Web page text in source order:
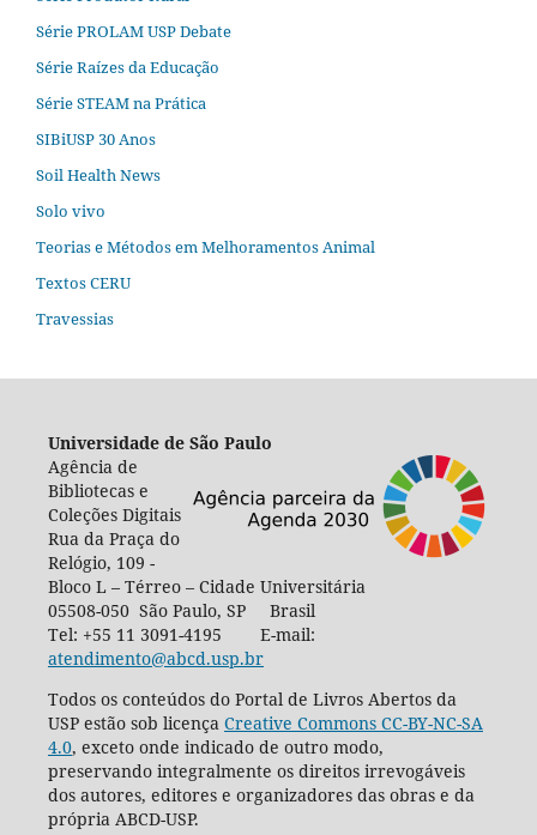
Série PROLAM USP Debate
Série Raízes da Educação
Série STEAM na Prática
SIBiUSP 30 Anos
Soil Health News
Solo vivo
Teorias e Métodos em Melhoramentos Animal
Textos CERU
Travessias
Universidade de São Paulo
Agência de
Bibliotecas e
Coleções Digitais
Rua da Praça do
Relógio, 109 -
Bloco L – Térreo – Cidade Universitária
05508-050 São Paulo, SP Brasil
Tel: +55 11 3091-4195 E-mail:
atendimento@abcd.usp.br
Todos os conteúdos do Portal de Livros Abertos da
USP estão sob licença Creative Commons CC-BY-NC-SA
4.0, exceto onde indicado de outro modo,
preservando integralmente os direitos irrevogáveis
dos autores, editores e organizadores das obras e da
própria ABCD-USP.